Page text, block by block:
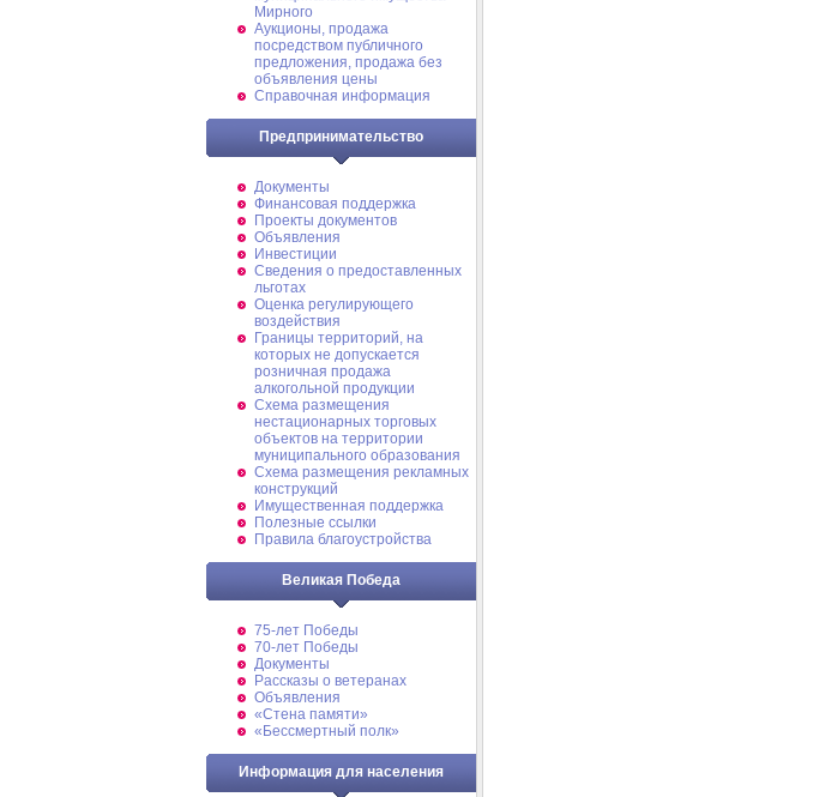
Мирного
Аукционы, продажа
посредством публичного
предложения, продажа без
объявления цены
Справочная информация
Предпринимательство
Документы
Финансовая поддержка
Проекты документов
Объявления
Инвестиции
Сведения о предоставленных
льготах
Оценка регулирующего
воздействия
Границы территорий, на
которых не допускается
розничная продажа
алкогольной продукции
Схема размещения
нестационарных торговых
объектов на территории
муниципального образования
Схема размещения рекламных
конструкций
Имущественная поддержка
Полезные ссылки
Правила благоустройства
Великая Победа
75-лет Победы
70-лет Победы
Документы
Рассказы о ветеранах
Объявления
«Стена памяти»
«Бессмертный полк»
Информация для населения